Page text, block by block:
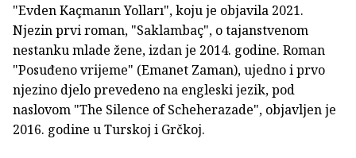
"Evden Kaçmanın Yolları", koju je objavila 2021.
Njezin prvi roman, "Saklambaç", o tajanstvenom
nestanku mlade žene, izdan je 2014. godine. Roman
"Posuđeno vrijeme" (Emanet Zaman), ujedno i prvo
njezino djelo prevedeno na engleski jezik, pod
naslovom "The Silence of Scheherazade", objavljen je
2016. godine u Turskoj i Grčkoj.